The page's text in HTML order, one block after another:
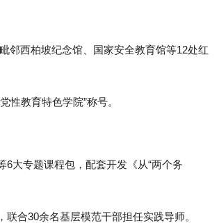
西柏坡纪念馆、国家安全教育馆等12处红
教育特色学院”称号‌。
大专题课程包，配套开发《从“两个务
合30余名基层模范干部担任实践导师‌。